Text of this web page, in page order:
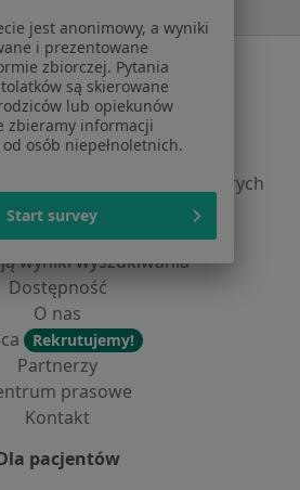
Serwis
Regulamin
pacjentów
profesjonalistów
dla profesjonalistów, których
samodzielnie
cookies
wyniki wyszukiwania
Dostępność
O nas
Rekrutujemy!
Partnerzy
prasowe
Kontakt
pacjentów
jest anonimowy, a wyniki
i prezentowane
zbiorczej. Pytania
są skierowane
lub opiekunów
zbieramy informacji
osób niepełnoletnich.
Start survey